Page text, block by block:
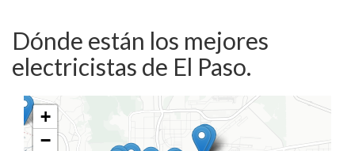
Dónde están los mejores
electricistas de El Paso.
+
−